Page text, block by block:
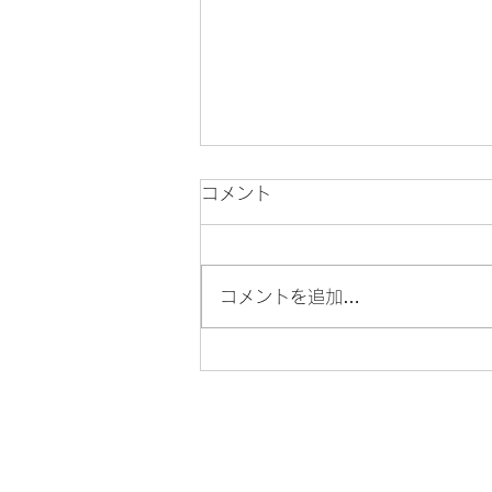
【開催中・9/27まで】「絵
コメント
コメントを追加…